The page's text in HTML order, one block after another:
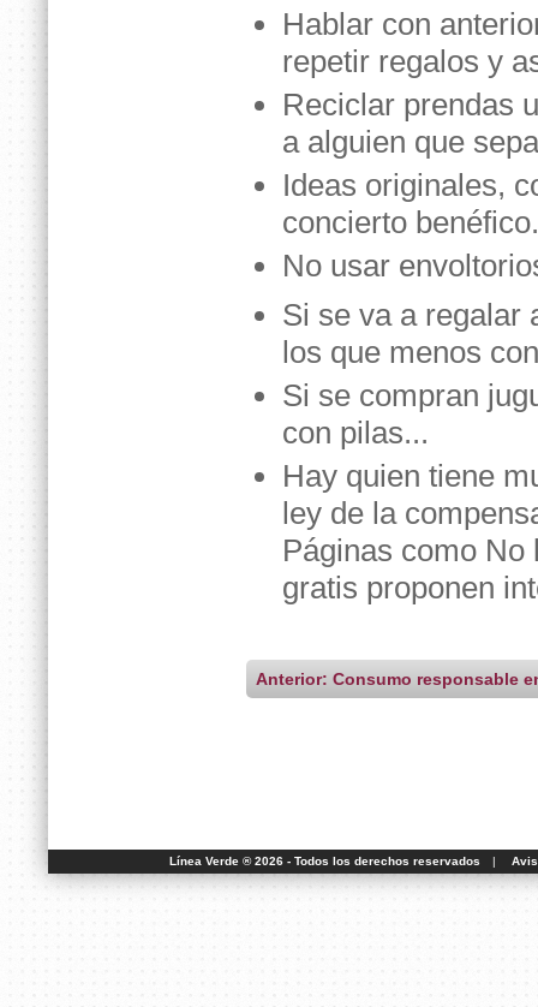
Hablar con
repetir regalos y
Reciclar prendas
a alguien que
Ideas originales,
concierto benéfico.
No usar
Si se va a regalar
los que menos
Si se compran
con pilas...
Hay quien tiene
ley de la
Páginas como No
gratis proponen
Anterior: Consumo responsable
Línea Verde ® 2026 - Todos los derechos reservados |